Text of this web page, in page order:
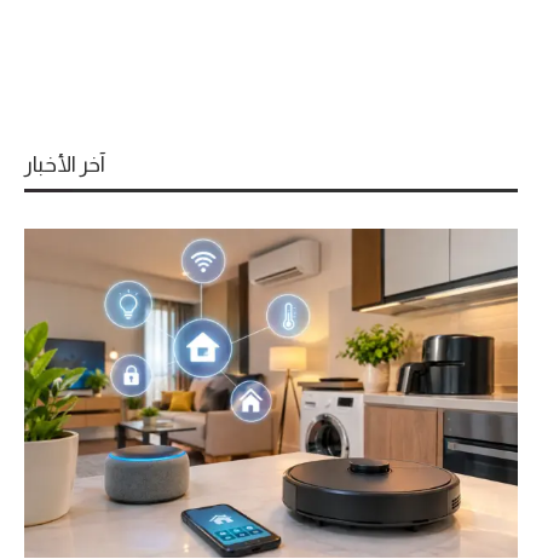
آخر الأخبار